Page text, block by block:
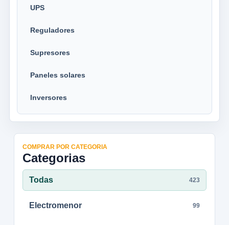
UPS
Reguladores
Supresores
Paneles solares
Inversores
COMPRAR POR CATEGORIA
Categorias
Todas 423
Electromenor 99